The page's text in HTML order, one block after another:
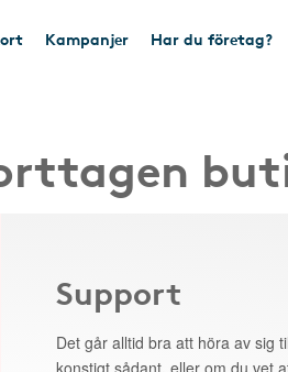
Kampanjer Har du företag?
Support
Det går alltid bra att höra av sig
konstigt sådant, eller om du vet